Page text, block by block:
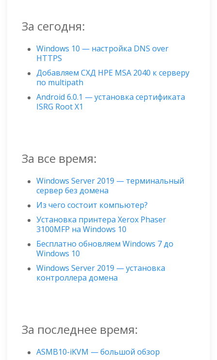
За сегодня:
Windows 10 — настройка DNS over
HTTPS
Добавляем СХД HPE MSA 2040 к серверу
по multipath
Android 6.0.1 — установка сертификата
ISRG Root X1
За все время:
Windows Server 2019 — терминальный
сервер без домена
Из чего состоит компьютер?
Установка принтера Xerox Phaser
3100MFP на Windows 10
Бесплатно обновляем Windows 7 до
Windows 10
Windows Server 2019 — установка
контроллера домена
За последнее время:
ASMB10-iKVM — большой обзор